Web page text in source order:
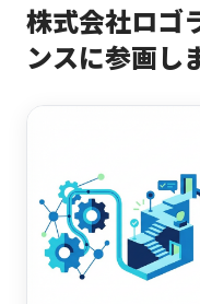
株式会社ロゴ
ンスに参画し